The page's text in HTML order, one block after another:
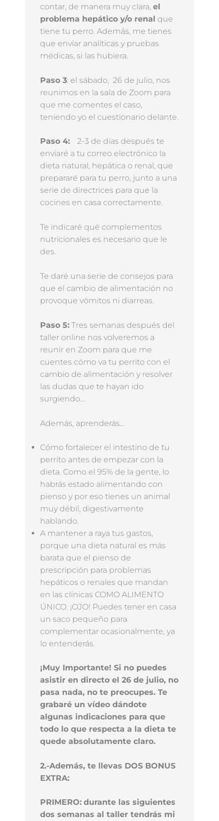
contar, de manera muy clara,el
problema hepático y/o renal que
tiene tu perro. Además, me tienes
que enviar analíticas y pruebas
médicas, si las hubiera.
Paso 3: el sábado, 26 de julio, nos
reunimos en la sala de Zoom para
que me comentes el caso,
teniendo yo el cuestionario delante.
Paso 4:2-3 de días después te
enviaré a tu correo electrónico la
dieta natural, hepática o renal, que
prepararé para tu perro, junto a una
serie de directrices para que la
cocines en casa correctamente.
Te indicaré qué complementos
nutricionales es necesario que le
des.
Te daré una serie de consejos para
que el cambio de alimentación no
provoque vómitos ni diarreas.
Paso 5: Tres semanas después del
taller online nos volveremos a
reunir en Zoom para que me
cuentes cómo va tu perrito con el
cambio de alimentación y resolver
las dudas que te hayan ido
surgiendo…
Además, aprenderás…
Cómo fortalecer el intestino de tu
perrito antes de empezar con la
dieta. Como el 95% de la gente, lo
habrás estado alimentando con
pienso y por eso tienes un animal
muy débil, digestivamente
hablando.
A mantener a raya tus gastos,
porque una dieta natural es más
barata que el pienso de
prescripción para problemas
hepáticos o renales que mandan
en las clínicas COMO ALIMENTO
ÚNICO. ¡OJO! Puedes tener en casa
un saco pequeño para
complementar ocasionalmente, ya
lo entenderás.
¡Muy Importante! Si no puedes
asistir en directo el 26 de julio, no
pasa nada, no te preocupes. Te
grabaré un vídeo dándote
algunas indicaciones para que
todo lo que respecta a la dieta te
quede absolutamente claro.
2.-Además, te llevas DOS BONUS
EXTRA:
PRIMERO: durante las siguientes
dos semanas al taller tendrás mi